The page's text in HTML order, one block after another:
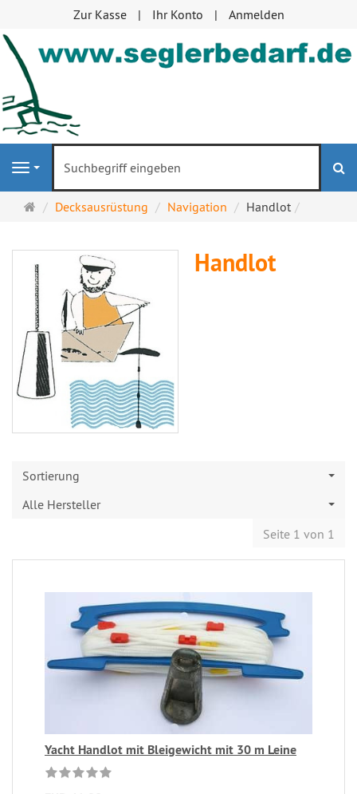
Zur Kasse Ihr Konto Anmelden
Navigation
Startseite
Decksausrüstung Navigation Handlot
Handlot
Sortierung
Alle Hersteller
Seite 1 von 1
Yacht Handlot mit Bleigewicht mit 30 m Leine